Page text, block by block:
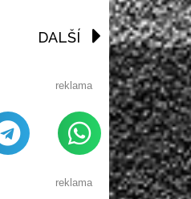
DALŠÍ
reklama
reklama